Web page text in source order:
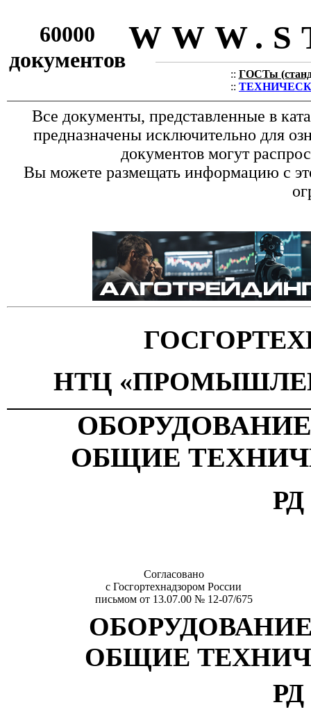
60000
документов
:: ГОСТы
::
Все документы, представленные в
предназначены исключительно для
документов могут
Вы можете размещать информацию с
НТЦ
ОБЩИЕ
РД
Согласовано
с Госгортехнадзором России
письмом от 13.07.00 № 12-07/675
ОБЩИЕ
РД